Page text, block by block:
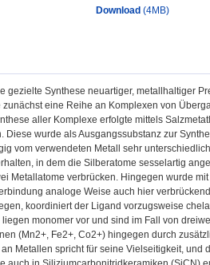
Download (4MB)
gezielte Synthese neuartiger, metallhaltiger
eine Reihe an Komplexen von
aller Komplexe erfolgte mittels
Diese wurde als Ausgangssubstanz zur
vom verwendeten Metall sehr
in dem die Silberatome sesselartig
Metallatome verbrücken. Hingegen wurde
analoge Weise auch hier
koordiniert der Ligand vorzugsweise
monomer vor und sind im Fall von
(Mn2+, Fe2+, Co2+) hingegen durch
Metallen spricht für seine Vielseitigkeit,